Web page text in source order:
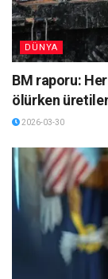
DÜNYA
BM raporu:
ölürken
2026-03-30